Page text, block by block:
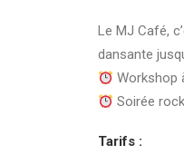
Le MJ Café,
dansante
Workshop
Soirée
Tarifs :